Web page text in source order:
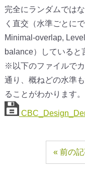
完全にランダムではな
く直交（水準ごとに
Minimal-overlap,
balance）していると
※以下のファイルで
通り、概ねどの水準
ることがわかります。
前の